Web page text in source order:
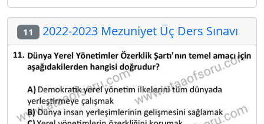
11 2022-2023 Mezuniyet Üç Ders Sınavı